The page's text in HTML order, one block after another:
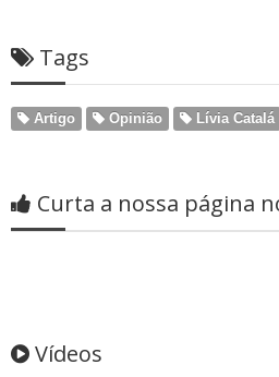
Tags
Artigo Opinião Lívia Catalá
Curta a nossa página
Vídeos